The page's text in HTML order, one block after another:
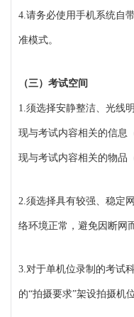
4.请务必使用手机系统自
准模式。
（三）考试空间
1.须选择安静整洁、光线
现与考试内容相关的信息
现与考试内容相关的物品
2.须选择具有较强、稳定
络环境正常，避免因断网
3.对于单机位录制的考试
的“拍摄要求”架设拍摄机位